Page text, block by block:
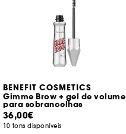
BENEFIT COSMETICS
Gimme Brow + gel de volume
para sobrancelhas
36,00€
10 tons disponíveis